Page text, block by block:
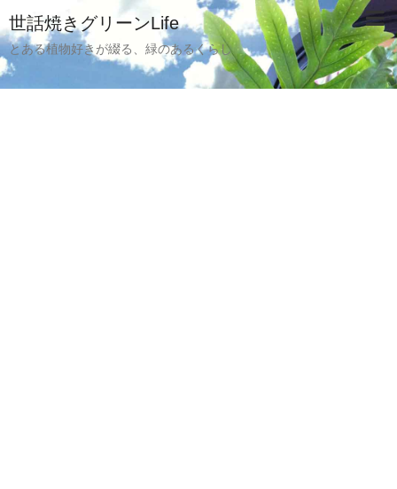
世話焼きグリーンLife
とある植物好きが綴る、緑のあるくらし